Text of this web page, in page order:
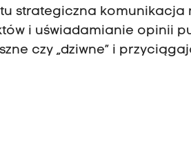
strategiczna komunikacja
i uświadamianie opinii
czy „dziwne” i